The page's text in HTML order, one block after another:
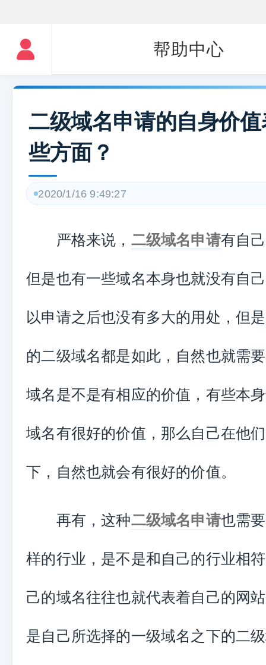
帮助中心
二级域名申请的自身价
些方面？
2020/1/16 9:49:27
严格来说， 二级域名申请有自
但是也有一些域名本身也就没有自
以申请之后也没有多大的用处，但
的二级域名都是如此，自然也就需
域名是不是有相应的价值，有些本
域名有很好的价值，那么自己在他
下，自然也就会有很好的价值。
再有，这种二级域名申请也需
样的行业，是不是和自己的行业相
己的域名往往也就代表着自己的网
是自己所选择的一级域名之下的二